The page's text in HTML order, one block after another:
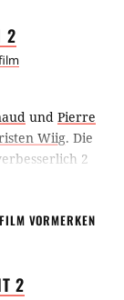
2
und Pierre
Wiig. Die
2
und
eine
FILM VORMERKEN
2